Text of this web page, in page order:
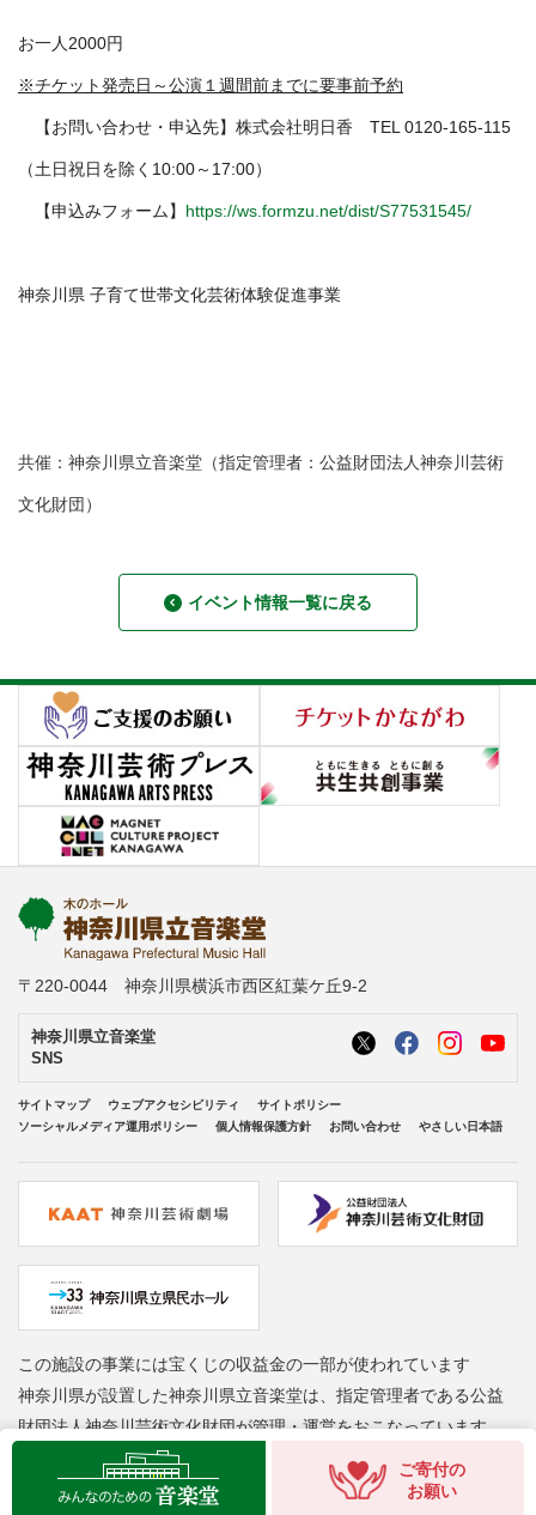
お一人2000円
※チケット発売日～公演１週間前までに要事前予約
【お問い合わせ・申込先】株式会社明日香 TEL 0120-165-115
（土日祝日を除く10:00～17:00）
【申込みフォーム】 https://ws.formzu.net/dist/S77531545/
神奈川県 子育て世帯文化芸術体験促進事業
共催：神奈川県立音楽堂（指定管理者：公益財団法人神奈川芸術
文化財団）
イベント情報一覧に戻る
ご寄付の
お願い
〒220-0044 神奈川県横浜市西区紅葉ケ丘9-2
神奈川県立音楽堂
SNS
サイトマップ ウェブアクセシビリティ
サイトポリシー
ソーシャルメディア運用ポリシー
個人情報保護方針 お問い合わせ やさしい日本語
この施設の事業には宝くじの収益金の一部が使われています
神奈川県が設置した神奈川県立音楽堂は、指定管理者である公益
財団法人神奈川芸術文化財団が管理・運営をおこなっています
Copyright © Kanagawa Arts Foundation. All rights reserved.